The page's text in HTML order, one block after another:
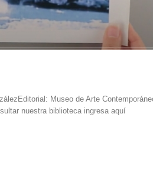
Museo de Arte
nuestra biblioteca ingresa aquí